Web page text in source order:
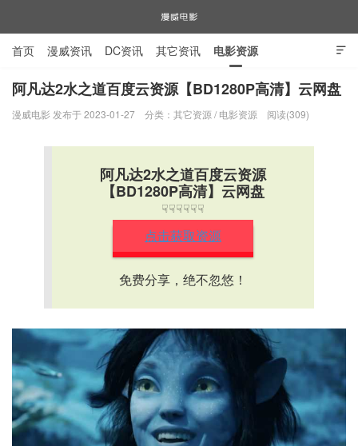

首页 漫威资讯 DC资讯 其它资讯 电影资源
电视剧资源 漫威图片
阿凡达2水之道百度云资源【BD1280P高清】云网盘
漫威电影 发布于 2023-01-27 分类： 其它资源 / 电影资源 阅读(309)
阿凡达2水之道百度云资源
【BD1280P高清】云网盘
☟☟☟☟☟☟
点击获取资源
免费分享，绝不忽悠！